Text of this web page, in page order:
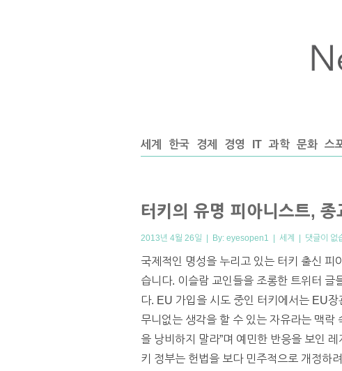
세계 한국 경제 경영 IT 과학 문화 스
터키의 유명 피아니스트, 종
2013년 4월 26일 | By: eyesopen1 | 세계 | 댓글이 없
국제적인 명성을 누리고 있는 터키 출신
습니다. 이슬람 교인들을 조롱한 트위터
다. EU 가입을 시도 중인 터키에서는 EU
무니없는 생각을 할 수 있는 자유라는 맥락
을 낭비하지 말라”며 예민한 반응을 보인
키 정부는 헌법을 보다 민주적으로 개정하